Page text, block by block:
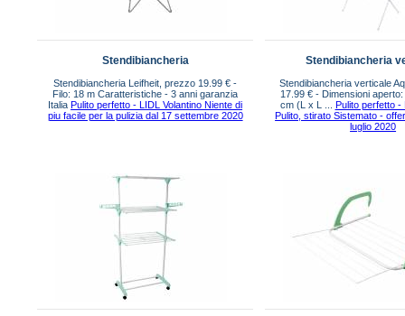
Stendibiancheria
Stendibiancheria Leifheit, prezzo 19.99 € -
Filo: 18 m Caratteristiche - 3 anni garanzia
ItaliaPulito perfetto - LIDL Volantino Niente di
piu facile per la pulizia dal 17 settembre 2020
Stendibiancheria
Stendibiancheria verticale
17.99 € - Dimensioni
cm (L x L ... Pulito perfetto -
Pulito, stirato Sistemato -
luglio 2020